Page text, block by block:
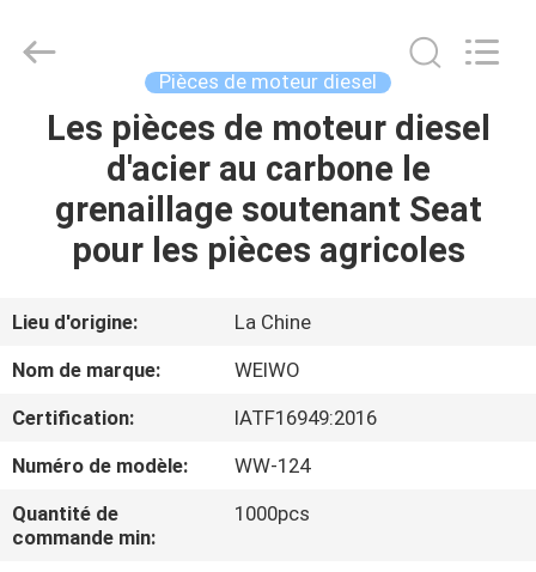
MAISON
PRODUITS
SUJET
DE
NOUS
VISITE
D'USINE
Fournisseur.
Copyright
mechanical-
Pièces de moteur diesel
Les pièces de moteur diesel
d'acier au carbone le
grenaillage soutenant Seat
pour les pièces agricoles
Lieu d'origine:
La Chine
Nom de marque:
WEIWO
Certification:
IATF16949:2016
Numéro de modèle:
WW-124
Quantité de
commande min:
1000pcs